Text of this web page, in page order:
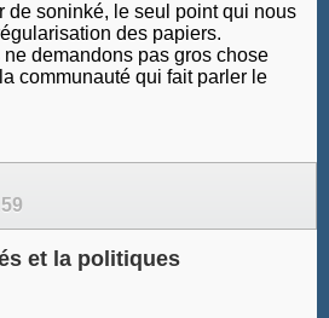
de soninké, le seul point qui nous
des papiers.
demandons pas gros chose
communauté qui fait parler le
et la politiques